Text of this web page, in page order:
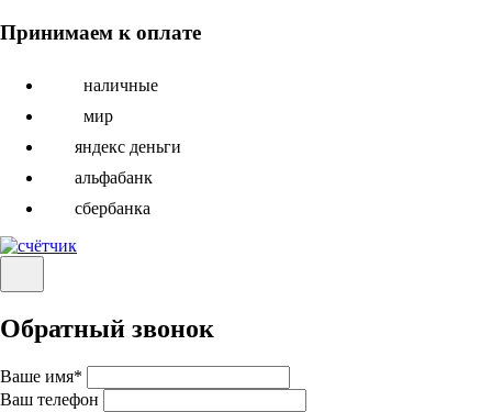
Принимаем к оплате
наличные
мир
яндекс деньги
альфабанк
сбербанка
Обратный звонок
Ваше имя*
Ваш телефон